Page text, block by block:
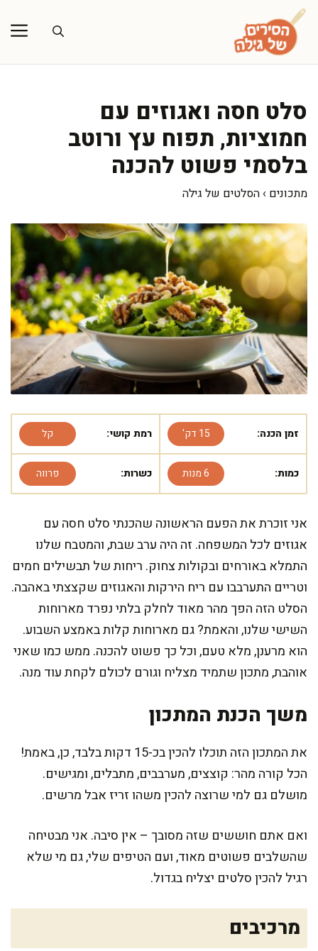
לדלג
לתוכן
סלט חסה ואגוזים עם
חמוציות, תפוח עץ ורוטב
בלסמי פשוט להכנה
מתכונים › הסלטים של גילה
זמן הכנה: 15 דק' רמת קושי: קל
כמות: 6 מנות כשרות: פרווה
אני זוכרת את הפעם הראשונה שהכנתי סלט חסה עם
אגוזים לכל המשפחה. זה היה ערב שבת, והמטבח שלנו
התמלא באורחים ובקולות צחוק. ריחות של תבשילים חמים
וטריים התערבבו עם ריח הירקות והאגוזים שקצצתי באהבה.
הסלט הזה הפך מהר מאוד לחלק בלתי נפרד מארוחות
השישי שלנו, והאמת? גם מארוחות קלות באמצע השבוע.
הוא מרענן, מלא טעם, וכל כך פשוט להכנה. ממש כמו שאני
אוהבת, מתכון שתמיד מצליח וגורם לכולם לקחת עוד מנה.
משך הכנת המתכון
את המתכון הזה תוכלו להכין בכ-15 דקות בלבד, כן, באמת!
הכל קורה מהר: קוצצים, מערבבים, מתבלים, ומגישים.
מושלם גם למי שרוצה להכין משהו זריז אבל מרשים.
ואם אתם חוששים שזה מסובך – אין סיבה. אני מבטיחה
שהשלבים פשוטים מאוד, ועם הטיפים שלי, גם מי שלא
רגיל להכין סלטים יצליח בגדול.
מרכיבים